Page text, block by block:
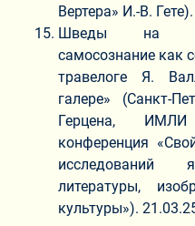
Вертера» И.-В.
Шведы на
самосознание как
травелоге Я.
галере» (Санкт-
Герцена, ИМЛИ
конференция
исследований
литературы,
культуры»).